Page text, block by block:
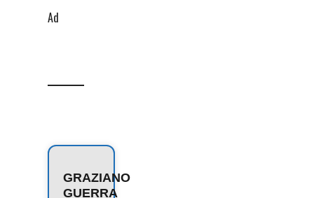
Ad
GRAZIANO
GUERRA